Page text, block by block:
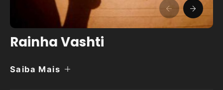
Rainha Vashti
Saiba Mais